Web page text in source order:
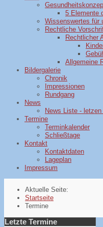
5 Elemente
Wissenswertes für
Rechtliche
Rechtlicher
Allgemeine
Bildergalerie
Chronik
Impressionen
Rundgang
News
News Liste - letzen
Termine
Terminkalender
Schließtage
Kontakt
Kontaktdaten
Lageplan
Impressum
Aktuelle Seite:
Startseite
Termine
Letzte Termine